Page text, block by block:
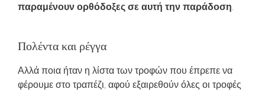
παραμένουν ορθόδοξες σε αυτή την παράδοση.
Πολέντα και ρέγγα
Αλλά ποια ήταν η λίστα των τροφών που έπρεπε να
φέρουμε στο τραπέζι, αφού εξαιρεθούν όλες οι τροφές